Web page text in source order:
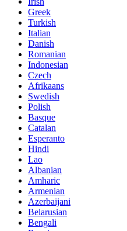
Greek
Turkish
Italian
Danish
Romanian
Indonesian
Czech
Afrikaans
Swedish
Polish
Basque
Catalan
Esperanto
Hindi
Lao
Albanian
Amharic
Armenian
Azerbaijani
Belarusian
Bengali